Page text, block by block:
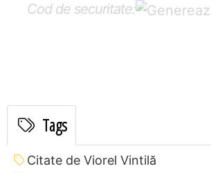
Cod de securitate:
Tags
Citate de Viorel Vintilă